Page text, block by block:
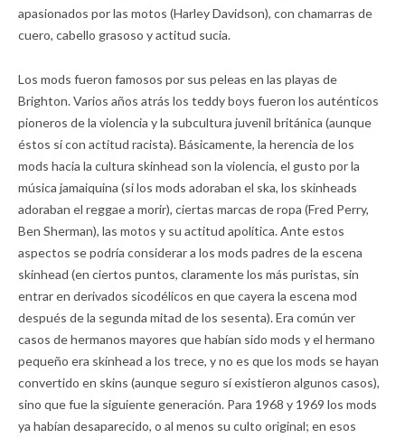
apasionados por las motos (Harley Davidson), con chamarras de
cuero, cabello grasoso y actitud sucia.
Los mods fueron famosos por sus peleas en las playas de
Brighton. Varios años atrás los teddy boys fueron los auténticos
pioneros de la violencia y la subcultura juvenil británica (aunque
éstos sí con actitud racista). Básicamente, la herencia de los
mods hacia la cultura skinhead son la violencia, el gusto por la
música jamaiquina (si los mods adoraban el ska, los skinheads
adoraban el reggae a morir), ciertas marcas de ropa (Fred Perry,
Ben Sherman), las motos y su actitud apolítica. Ante estos
aspectos se podría considerar a los mods padres de la escena
skinhead (en ciertos puntos, claramente los más puristas, sin
entrar en derivados sicodélicos en que cayera la escena mod
después de la segunda mitad de los sesenta). Era común ver
casos de hermanos mayores que habían sido mods y el hermano
pequeño era skinhead a los trece, y no es que los mods se hayan
convertido en skins (aunque seguro sí existieron algunos casos),
sino que fue la siguiente generación. Para 1968 y 1969 los mods
ya habían desaparecido, o al menos su culto original; en esos